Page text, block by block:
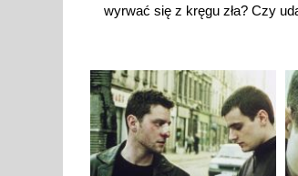
wyrwać się z kręgu zła? Czy